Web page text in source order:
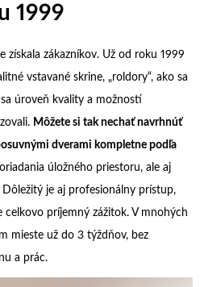
1999
zákazníkov. Už od roku 1999
vstavané skrine, „roldory“, ako sa
úroveň kvality a možností
Môžete si tak nechať navrhnúť
dverami kompletne podľa
úložného priestoru, ale aj
je aj profesionálny prístup,
celkovo príjemný zážitok. V mnohých
mieste už do 3 týždňov, bez
a prác.